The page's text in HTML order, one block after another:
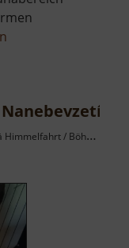
Böhmisches Erzgebirge